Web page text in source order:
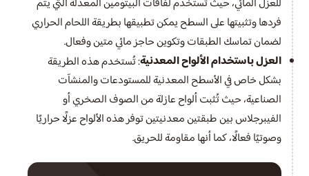
فردها وتثبيتها على السطح يمكن تطبيقها بطريقة اللحام الحراري
لضمان تماسك الطبقات وتكوين حاجز مائي متين وفعال.
العزل باستخدام الألواح المعدنية: تُستخدم هذه الطريقة
بشكل خاص في الأسطح المعدنية للمستودعات والمنشآت
الصناعية، حيث تُثبت ألواح عازلة من الصوف الصخري أو
الفيبرجلاس بين طبقتين معدنيتين توفر هذه الألواح عزلًا حراريًا
وصوتيًا فعالًا، كما أنها مقاومة للحريق.